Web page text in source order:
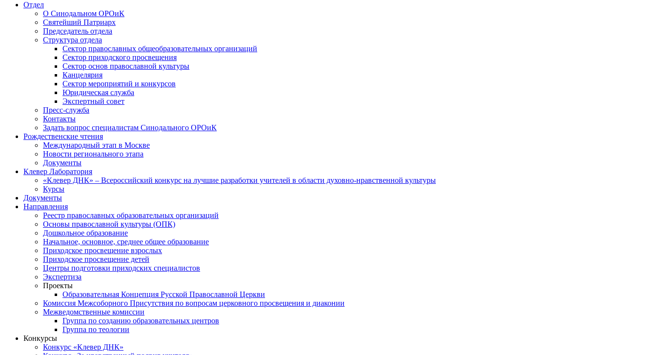
Отдел
О Синодальном ОРОиК
Святейший Патриарх
Председатель отдела
Структура отдела
Сектор православных общеобразовательных организаций
Сектор приходского просвещения
Сектор основ православной культуры
Канцелярия
Сектор мероприятий и конкурсов
Юридическая служба
Экспертный совет
Пресс-служба
Контакты
Задать вопрос специалистам Синодального ОРОиК
Рождественские чтения
Международный этап в Москве
Новости регионального этапа
Документы
Клевер Лаборатория
«Клевер ДНК» – Всероссийский конкурс на лучшие разработки учителей в области духовно-нравственной культуры
Курсы
Документы
Направления
Реестр православных образовательных организаций
Основы православной культуры (ОПК)
Дошкольное образование
Начальное, основное, среднее общее образование
Приходское просвещение взрослых
Приходское просвещение детей
Центры подготовки приходских специалистов
Экспертиза
Проекты
Образовательная Концепция Русской Православной Церкви
Комиссия Межсоборного Присутствия по вопросам церковного просвещения и диаконии
Межведомственные комиссии
Группа по созданию образовательных центров
Группа по теологии
Конкурсы
Конкурс «Клевер ДНК»